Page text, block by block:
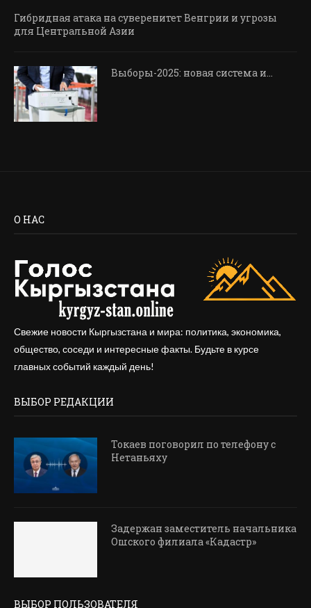
Гибридная атака на суверенитет Венгрии и угрозы
для Центральной Азии
Выборы-2025: новая система и…
О НАС
Свежие новости Кыргызстана и мира: политика, экономика,
общество, соседи и интересные факты. Будьте в курсе
главных событий каждый день!
ВЫБОР РЕДАКЦИИ
Токаев поговорил по телефону с
Нетаньяху
Задержан заместитель начальника
Ошского филиала «Кадастр»
ВЫБОР ПОЛЬЗОВАТЕЛЯ